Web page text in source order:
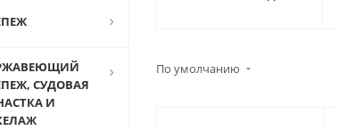
По умолчанию
СУДОВАЯ
И